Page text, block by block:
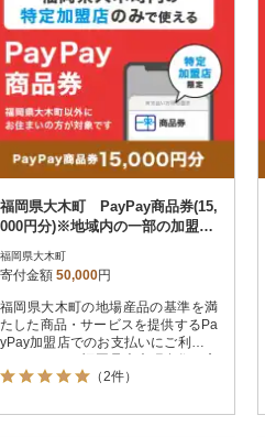
福岡県大木町 PayPay商品券(15,
000円分)※地域内の一部の加盟店
福岡県大木町
寄付金額 50,000円
福岡県大木町の地場産品の基準を満
たした商品・サービスを提供するPa
yPay加盟店でのお支払いにご利用い
はPayPay商品券を受け取れませんの
（2件）